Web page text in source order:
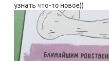
узнать что-то новое))